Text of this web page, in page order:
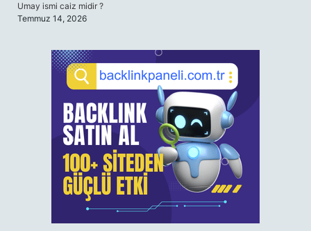
Umay ismi caiz midir ?
Temmuz 14, 2026